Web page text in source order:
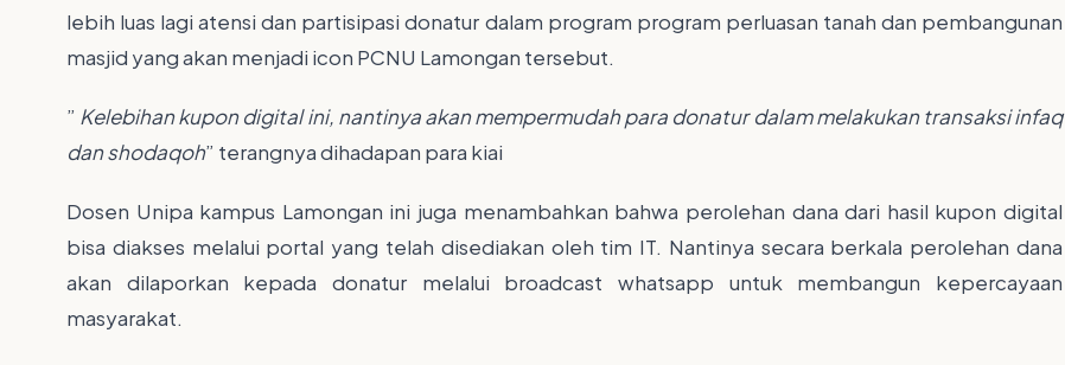
lebih luas lagi atensi dan partisipasi donatur dalam program program perluasan tanah dan pembangunan
masjid yang akan menjadi icon PCNU Lamongan tersebut.
” Kelebihan kupon digital ini, nantinya akan mempermudah para donatur dalam melakukan transaksi infaq
dan shodaqoh” terangnya dihadapan para kiai
Dosen Unipa kampus Lamongan ini juga menambahkan bahwa perolehan dana dari hasil kupon digital
bisa diakses melalui portal yang telah disediakan oleh tim IT. Nantinya secara berkala perolehan dana
akan dilaporkan kepada donatur melalui broadcast whatsapp untuk membangun kepercayaan
masyarakat.